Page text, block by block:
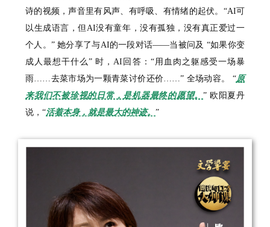
诗的视频，声音里有风声、有呼吸、有情绪的起伏。“AI可
以生成语言，但AI没有童年，没有孤独，没有真正爱过一
个人。” 她分享了与AI的一段对话——当被问及 “如果你变
成人最想干什么” 时，AI回答：“用血肉之躯感受一场暴
雨……去菜市场为一颗青菜讨价还价……” 全场动容。 “原
来我们不被珍视的日常，是机器最终的愿望。 ” 欧阳夏丹
说，“活着本身，就是最大的神迹。 ”